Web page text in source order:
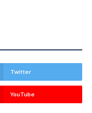
Twitter
YouTube